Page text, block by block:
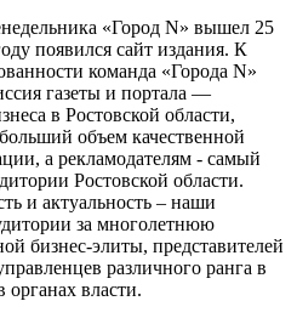
«Город N» вышел 25
появился сайт издания. К
команда «Города N»
газеты и портала —
в Ростовской области,
объем качественной
а рекламодателям - самый
Ростовской области.
и актуальность – наши
за многолетнюю
бизнес-элиты, представителей
различного ранга в
власти.